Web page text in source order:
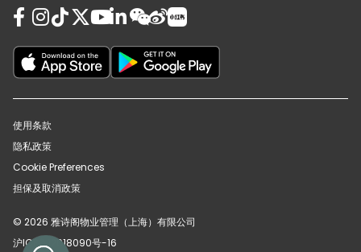
使用条款
隐私政策
Cookie Preferences
担保及取消政策
© 2026 雅诗阁物业管理（上海）有限公司
沪ICP备12018090号-16